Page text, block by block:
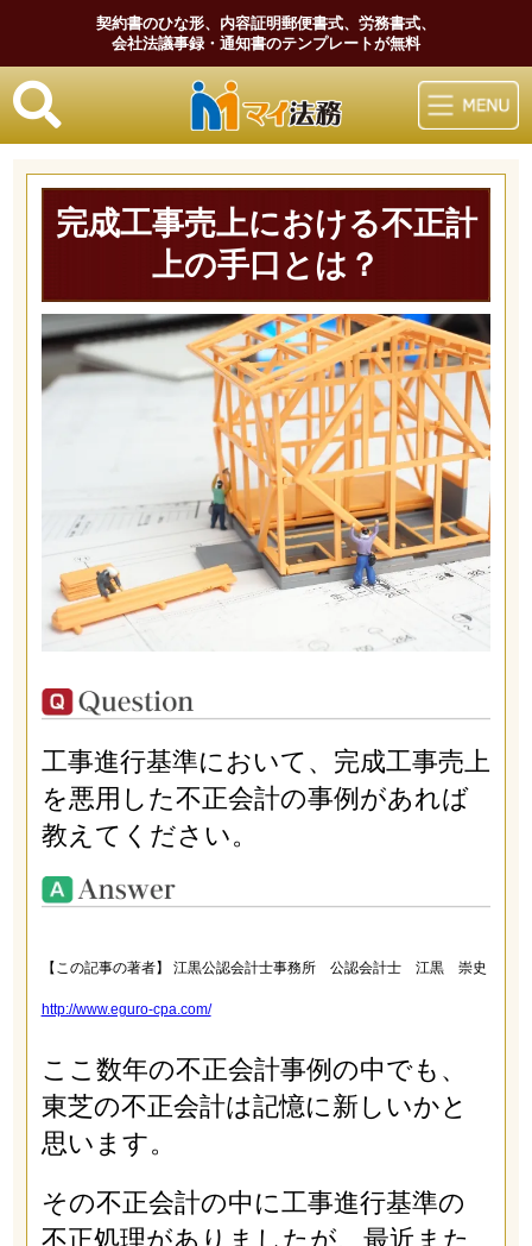
契約書のひな形、内容証明郵便書式、労務書式、
会社法議事録・通知書のテンプレートが無料
マイ法務
完成工事売上における不正計
上の手口とは？
工事進行基準において、完成工事売上
を悪用した不正会計の事例があれば
教えてください。
【この記事の著者】 江黒公認会計士事務所 公認会計士 江黒 崇史
http://www.eguro-cpa.com/
ここ数年の不正会計事例の中でも、
東芝の不正会計は記憶に新しいかと
思います。
その不正会計の中に工事進行基準の
不正処理がありましたが、最近また